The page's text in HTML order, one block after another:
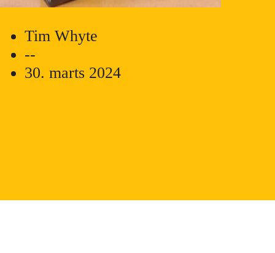
Tim Whyte
--
30. marts 2024